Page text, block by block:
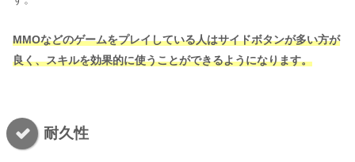
MMOなどのゲームをプレイしている人はサイドボタンが多い方が
良く、スキルを効果的に使うことができるようになります。
耐久性